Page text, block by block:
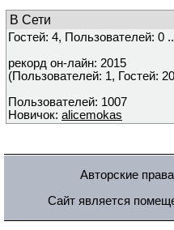
В Сети
Гостей: 4, Пользователей: 0
рекорд он-лайн: 2015
(Пользователей: 1, Гостей:
Пользователей: 1007
Новичок: alicemokas
Авторские
Сайт является